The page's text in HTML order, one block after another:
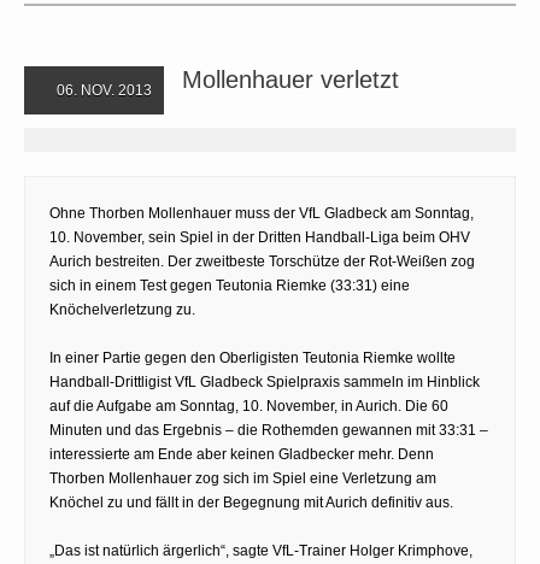
06. NOV. 2013 Mollenhauer verletzt
Ohne Thorben Mollenhauer muss der VfL Gladbeck am Sonntag,
10. November, sein Spiel in der Dritten Handball-Liga beim OHV
Aurich bestreiten. Der zweitbeste Torschütze der Rot-Weißen zog
sich in einem Test gegen Teutonia Riemke (33:31) eine
Knöchelverletzung zu.
In einer Partie gegen den Oberligisten Teutonia Riemke wollte
Handball-Drittligist VfL Gladbeck Spielpraxis sammeln im Hinblick
auf die Aufgabe am Sonntag, 10. November, in Aurich. Die 60
Minuten und das Ergebnis – die Rothemden gewannen mit 33:31 –
interessierte am Ende aber keinen Gladbecker mehr. Denn
Thorben Mollenhauer zog sich im Spiel eine Verletzung am
Knöchel zu und fällt in der Begegnung mit Aurich definitiv aus.
„Das ist natürlich ärgerlich“, sagte VfL-Trainer Holger Krimphove,